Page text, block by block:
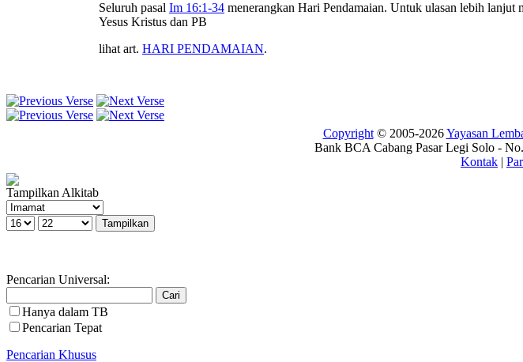
Seluruh pasal Im 16:1-34 menerangkan Hari Pendamaian. Untuk ulasan lebih lanjut
Yesus Kristus dan PB
lihat art. HARI PENDAMAIAN.
Copyright© 2005-2026Yayasan
Bank BCA Cabang Pasar Legi Solo -
Kontak |
Tampilkan Alkitab
Pencarian Universal:
Hanya dalam TB
Pencarian Tepat
Pencarian Khusus